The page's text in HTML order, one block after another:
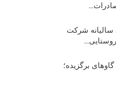
شرکت
برگزیده؛